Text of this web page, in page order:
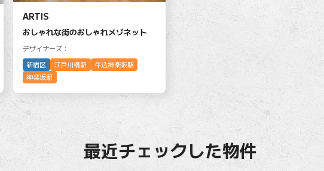
ARTIS
おしゃれな街のおしゃれメゾネット
デザイナーズ：
新宿区
江戸川橋駅
牛込神楽坂駅
神楽坂駅
最近チェックした物件